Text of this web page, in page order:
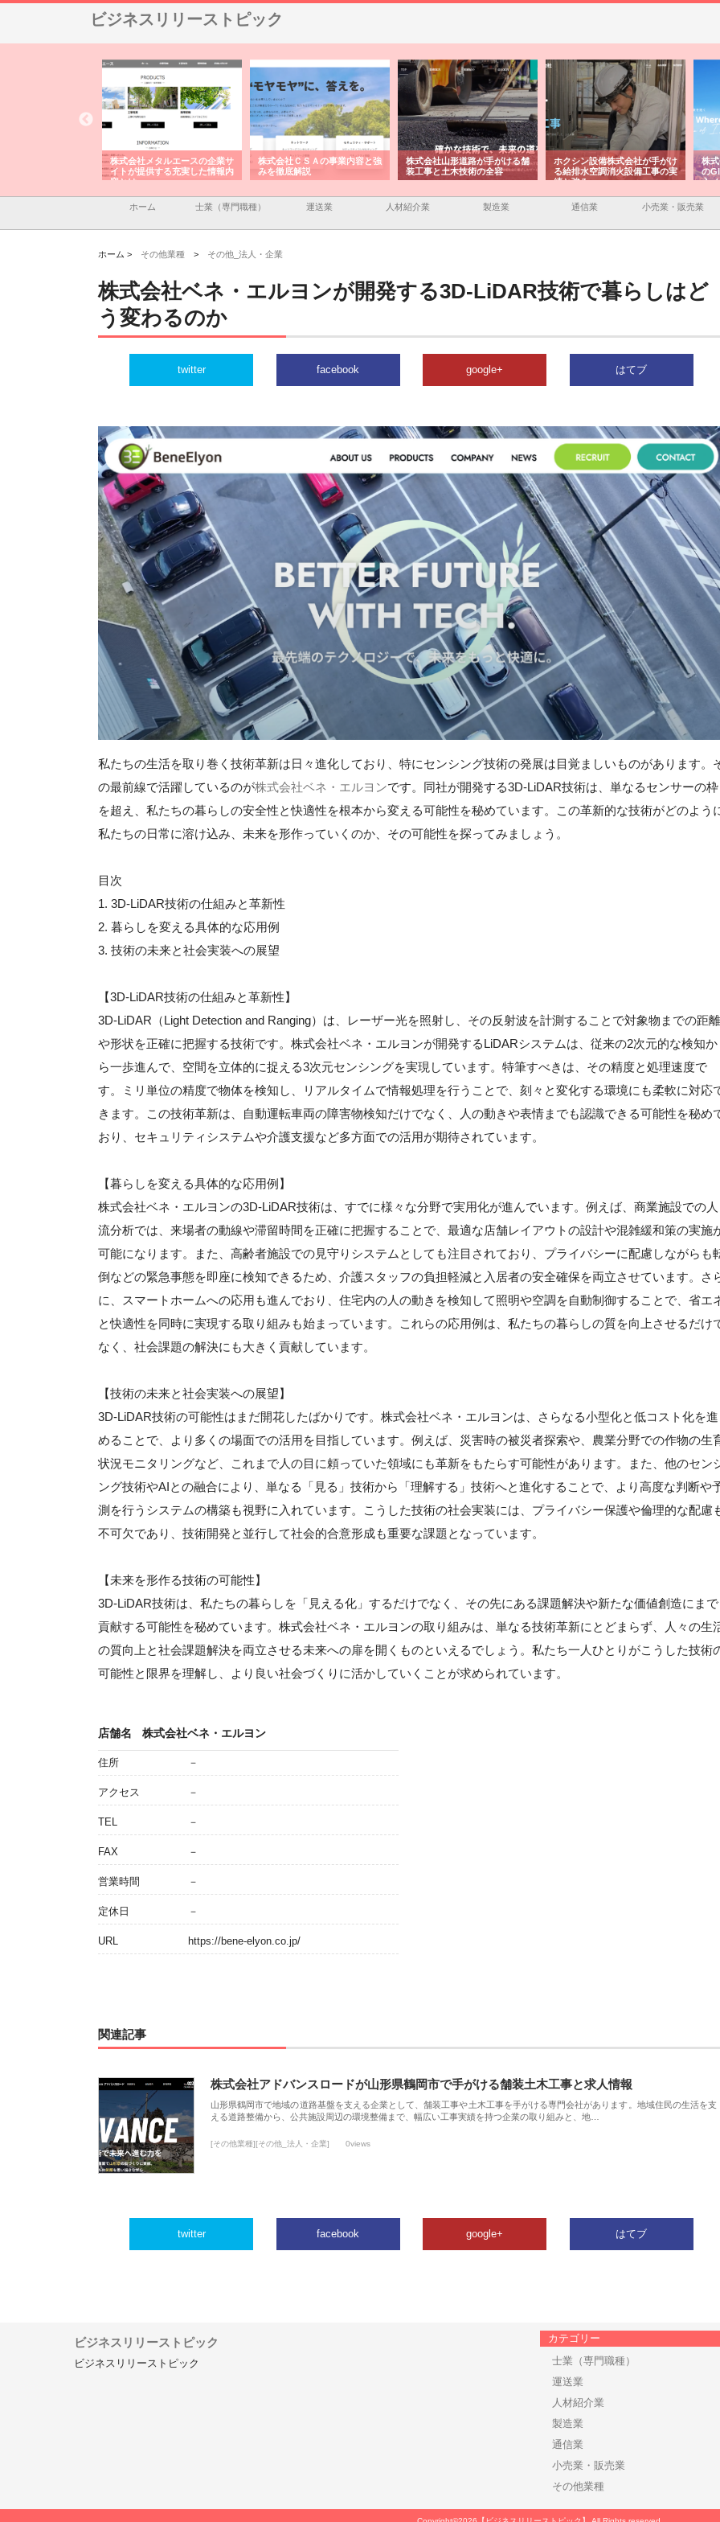
ビジネスリリーストピック
株式会社ＣＳＡの事業内容と強
みを徹底解説
株式会社山形道路が手がける舗
装工事と土木技術の全容
ホクシン設備株式会社が手がけ
る給排水空調消火設備工事の実
績と強み
株式会社東京シー・エム・シー
のGISインフラ管理システム導
入メリット
株
か
由
ホーム 士業（専門職種） 運送業 人材紹介業 製造業 通信業 小売業・販売業
ホーム > その他業種 > その他_法人・企業
株式会社ベネ・エルヨンが開発する3D-LiDAR技術で暮らしはど
う変わるのか
twitter facebook google+ はてブ
私たちの生活を取り巻く技術革新は日々進化しており、特にセンシング技術の発展は目覚ましいものがあります。
の最前線で活躍しているのが株式会社ベネ・エルヨンです。同社が開発する3D-LiDAR技術は、単なるセンサーの枠
を超え、私たちの暮らしの安全性と快適性を根本から変える可能性を秘めています。この革新的な技術がどのよう
私たちの日常に溶け込み、未来を形作っていくのか、その可能性を探ってみましょう。
目次
1. 3D-LiDAR技術の仕組みと革新性
2. 暮らしを変える具体的な応用例
3. 技術の未来と社会実装への展望
【3D-LiDAR技術の仕組みと革新性】
3D-LiDAR（Light Detection and Ranging）は、レーザー光を照射し、その反射波を計測することで対象物までの距離
や形状を正確に把握する技術です。株式会社ベネ・エルヨンが開発するLiDARシステムは、従来の2次元的な検知か
ら一歩進んで、空間を立体的に捉える3次元センシングを実現しています。特筆すべきは、その精度と処理速度で
す。ミリ単位の精度で物体を検知し、リアルタイムで情報処理を行うことで、刻々と変化する環境にも柔軟に対応
きます。この技術革新は、自動運転車両の障害物検知だけでなく、人の動きや表情までも認識できる可能性を秘め
おり、セキュリティシステムや介護支援など多方面での活用が期待されています。
【暮らしを変える具体的な応用例】
株式会社ベネ・エルヨンの3D-LiDAR技術は、すでに様々な分野で実用化が進んでいます。例えば、商業施設での人
流分析では、来場者の動線や滞留時間を正確に把握することで、最適な店舗レイアウトの設計や混雑緩和策の実施
可能になります。また、高齢者施設での見守りシステムとしても注目されており、プライバシーに配慮しながらも
倒などの緊急事態を即座に検知できるため、介護スタッフの負担軽減と入居者の安全確保を両立させています。さ
に、スマートホームへの応用も進んでおり、住宅内の人の動きを検知して照明や空調を自動制御することで、省エ
と快適性を同時に実現する取り組みも始まっています。これらの応用例は、私たちの暮らしの質を向上させるだけ
なく、社会課題の解決にも大きく貢献しています。
【技術の未来と社会実装への展望】
3D-LiDAR技術の可能性はまだ開花したばかりです。株式会社ベネ・エルヨンは、さらなる小型化と低コスト化を進
めることで、より多くの場面での活用を目指しています。例えば、災害時の被災者探索や、農業分野での作物の生
状況モニタリングなど、これまで人の目に頼っていた領域にも革新をもたらす可能性があります。また、他のセン
ング技術やAIとの融合により、単なる「見る」技術から「理解する」技術へと進化することで、より高度な判断や
測を行うシステムの構築も視野に入れています。こうした技術の社会実装には、プライバシー保護や倫理的な配慮
不可欠であり、技術開発と並行して社会的合意形成も重要な課題となっています。
【未来を形作る技術の可能性】
3D-LiDAR技術は、私たちの暮らしを「見える化」するだけでなく、その先にある課題解決や新たな価値創造にまで
貢献する可能性を秘めています。株式会社ベネ・エルヨンの取り組みは、単なる技術革新にとどまらず、人々の生
の質向上と社会課題解決を両立させる未来への扉を開くものといえるでしょう。私たち一人ひとりがこうした技術
可能性と限界を理解し、より良い社会づくりに活かしていくことが求められています。
店舗名 株式会社ベネ・エルヨン
住所 －
アクセス －
TEL －
FAX －
営業時間 －
定休日 －
URL https://bene-elyon.co.jp/
関連記事
株式会社アドバンスロードが山形県鶴岡市で手がける舗装土木工事と求人情報
山形県鶴岡市で地域の道路基盤を支える企業として、舗装工事や土木工事を手がける専門会社があります。地域住民の生活を支
える道路整備から、公共施設周辺の環境整備まで、幅広い工事実績を持つ企業の取り組みと、地…
[その他業種][その他_法人・企業] 0views
twitter facebook google+ はてブ
ビジネスリリーストピック
ビジネスリリーストピック
カテゴリー
士業（専門職種）
運送業
人材紹介業
製造業
通信業
小売業・販売業
その他業種